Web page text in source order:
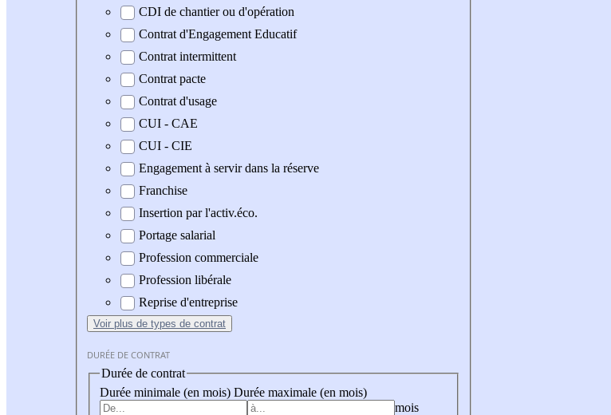
CDI de chantier ou d'opération
Contrat d'Engagement Educatif
Contrat intermittent
Contrat pacte
Contrat d'usage
CUI - CAE
CUI - CIE
Engagement à servir dans la réserve
Franchise
Insertion par l'activ.éco.
Portage salarial
Profession commerciale
Profession libérale
Reprise d'entreprise
Voir plus de types de contrat
DURÉE DE CONTRAT
Durée de contrat
Durée minimale (en mois) Durée maximale (en mois)
mois